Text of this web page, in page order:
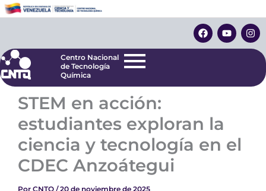
al
F
a
c
o
Y
o
u
e
I
n
s
r
Centro Nacional
de Tecnología
Centro Nacional
de Tecnología
Química
STEM en acción:
estudiantes exploran la
ciencia y tecnología en el
CDEC Anzoátegui
Por CNTQ /20 de noviembre de 2025